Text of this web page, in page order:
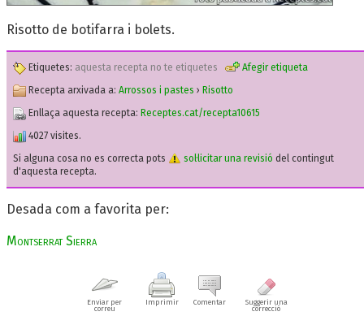
Risotto de botifarra i bolets.
Etiquetes: aquesta recepta no te etiquetes
Afegir etiqueta
Recepta arxivada a: Arrossos i pastes › Risotto
Enllaça aquesta recepta: Receptes.cat/recepta10615
4027 visites.
Si alguna cosa no es correcta pots
sol·licitar una revisió del contingut
d'aquesta recepta.
Desada com a favorita per:
Montserrat Sierra
Enviar per
correu
Imprimir Comentar
Suggerir una
correcció